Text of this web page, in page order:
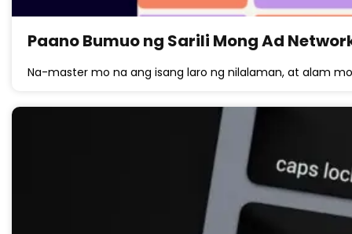
Paano Bumuo ng Sarili Mong Ad
Na-master mo na ang isang laro ng nilalaman, at alam